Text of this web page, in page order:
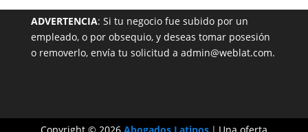
ADVERTENCIA: Si tu negocio fue subido por un
empleado, o por obsequio, y deseas tomar posesión
o removerlo, envía tu solicitud a admin@weblat.com.